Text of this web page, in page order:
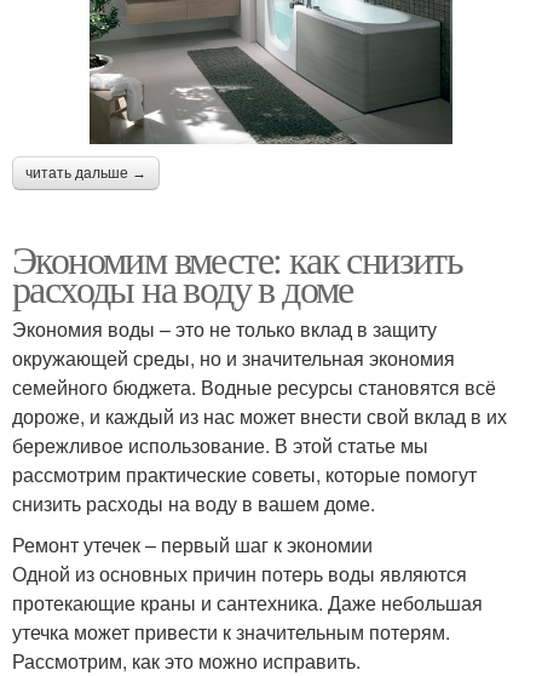
читать дальше →
Экономим вместе: как снизить
расходы на воду в доме
Экономия воды – это не только вклад в защиту
окружающей среды, но и значительная экономия
семейного бюджета. Водные ресурсы становятся всё
дороже, и каждый из нас может внести свой вклад в их
бережливое использование. В этой статье мы
рассмотрим практические советы, которые помогут
снизить расходы на воду в вашем доме.
Ремонт утечек – первый шаг к экономии
Одной из основных причин потерь воды являются
протекающие краны и сантехника. Даже небольшая
утечка может привести к значительным потерям.
Рассмотрим, как это можно исправить.